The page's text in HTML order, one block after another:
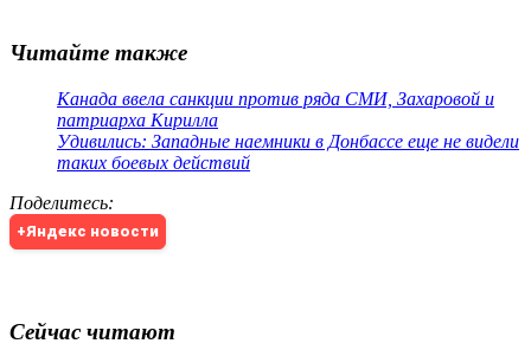
Читайте также
Канада ввела санкции против ряда СМИ, Захаровой и
патриарха Кирилла
Удивились: Западные наемники в Донбассе еще не видели
таких боевых действий
Поделитесь:
+Яндекс новости
Сейчас читают